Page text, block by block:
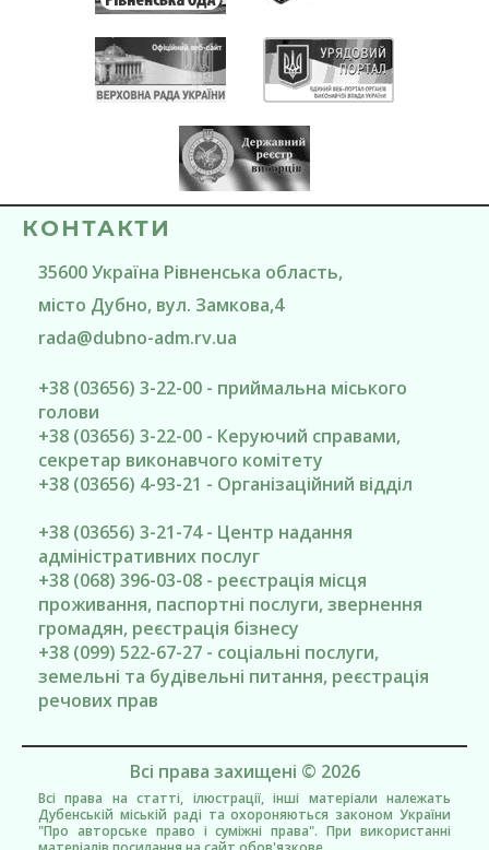
КОНТАКТИ
35600Україна Рівненська область,
місто Дубно, вул. Замкова,4
rada@dubno-adm.rv.ua
+38 (03656) 3-22-00 - приймальна міського
голови
+38 (03656) 3-22-00 - Керуючий справами,
секретар виконавчого комітету
+38 (03656) 4-93-21 - Організаційний відділ
+38 (03656) 3-21-74 - Центр надання
адміністративних послуг
+38 (068) 396-03-08 - реєстрація місця
проживання, паспортні послуги, звернення
громадян, реєстрація бізнесу
+38 (099) 522-67-27 - соціальні послуги,
земельні та будівельні питання, реєстрація
речових прав
Всі права захищені © 2026
Всі права на статті, ілюстрації, інші матеріали належать
Дубенській міській раді та охороняються законом України
"Про авторське право і суміжні права". При використанні